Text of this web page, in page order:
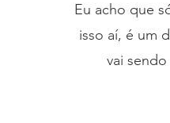
Eu acho que
isso aí, é um
vai